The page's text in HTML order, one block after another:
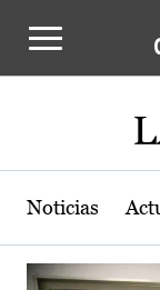
Actualidad
Noticias